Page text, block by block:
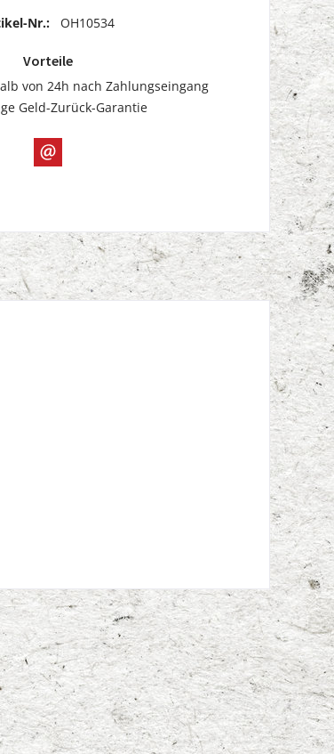
Nr.: OH10534
Vorteile
von 24h nach Zahlungseingang
Geld-Zurück-Garantie